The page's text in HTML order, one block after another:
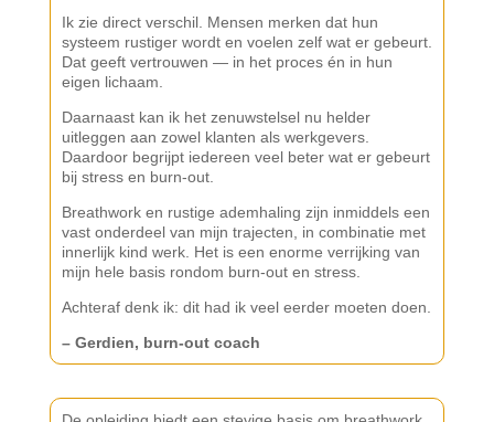
Ik zie direct verschil. Mensen merken dat hun
systeem rustiger wordt en voelen zelf wat er gebeurt.
Dat geeft vertrouwen — in het proces én in hun
eigen lichaam.
Daarnaast kan ik het zenuwstelsel nu helder
uitleggen aan zowel klanten als werkgevers.
Daardoor begrijpt iedereen veel beter wat er gebeurt
bij stress en burn-out.
Breathwork en rustige ademhaling zijn inmiddels een
vast onderdeel van mijn trajecten, in combinatie met
innerlijk kind werk. Het is een enorme verrijking van
mijn hele basis rondom burn-out en stress.
Achteraf denk ik: dit had ik veel eerder moeten doen.
– Gerdien, burn-out coach